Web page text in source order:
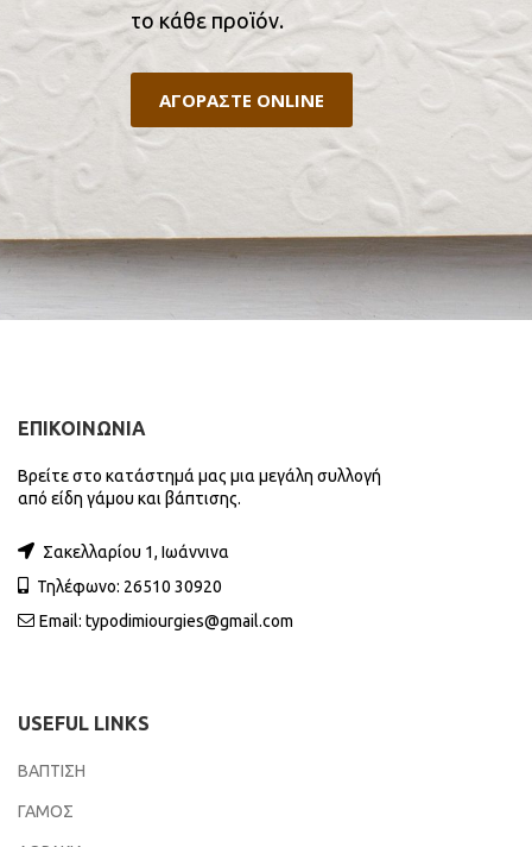
το κάθε προϊόν.
ΑΓΟΡΑΣΤΕ ONLINE
ΕΠΙΚΟΙΝΩΝΙΑ
Βρείτε στο κατάστημά μας μια μεγάλη συλλογή
από είδη γάμου και βάπτισης.
Σακελλαρίου 1, Ιωάννινα
Τηλέφωνο: 26510 30920
Email: typodimiourgies@gmail.com
USEFUL LINKS
ΒΑΠΤΙΣΗ
ΓΑΜΟΣ